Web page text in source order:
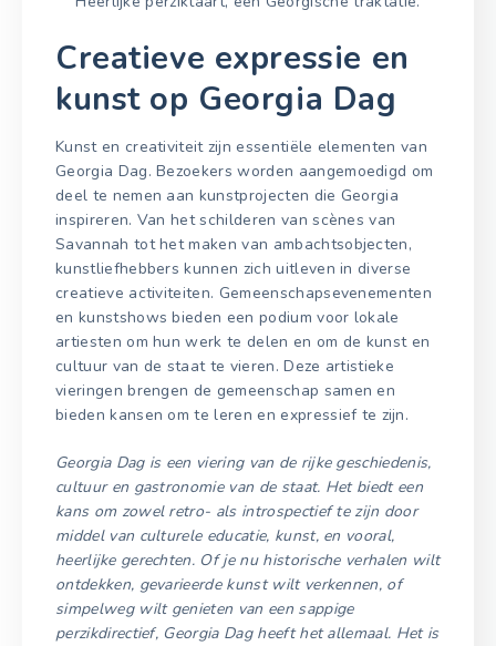
Creatieve expressie en
kunst op Georgia Dag
Kunst en creativiteit zijn essentiële elementen van
Georgia Dag. Bezoekers worden aangemoedigd om
deel te nemen aan kunstprojecten die Georgia
inspireren. Van het schilderen van scènes van
Savannah tot het maken van ambachtsobjecten,
kunstliefhebbers kunnen zich uitleven in diverse
creatieve activiteiten. Gemeenschapsevenementen
en kunstshows bieden een podium voor lokale
artiesten om hun werk te delen en om de kunst en
cultuur van de staat te vieren. Deze artistieke
vieringen brengen de gemeenschap samen en
bieden kansen om te leren en expressief te zijn.
Georgia Dag is een viering van de rijke geschiedenis,
cultuur en gastronomie van de staat. Het biedt een
kans om zowel retro- als introspectief te zijn door
middel van culturele educatie, kunst, en vooral,
heerlijke gerechten. Of je nu historische verhalen wilt
ontdekken, gevarieerde kunst wilt verkennen, of
simpelweg wilt genieten van een sappige
perzikdirectief, Georgia Dag heeft het allemaal. Het is